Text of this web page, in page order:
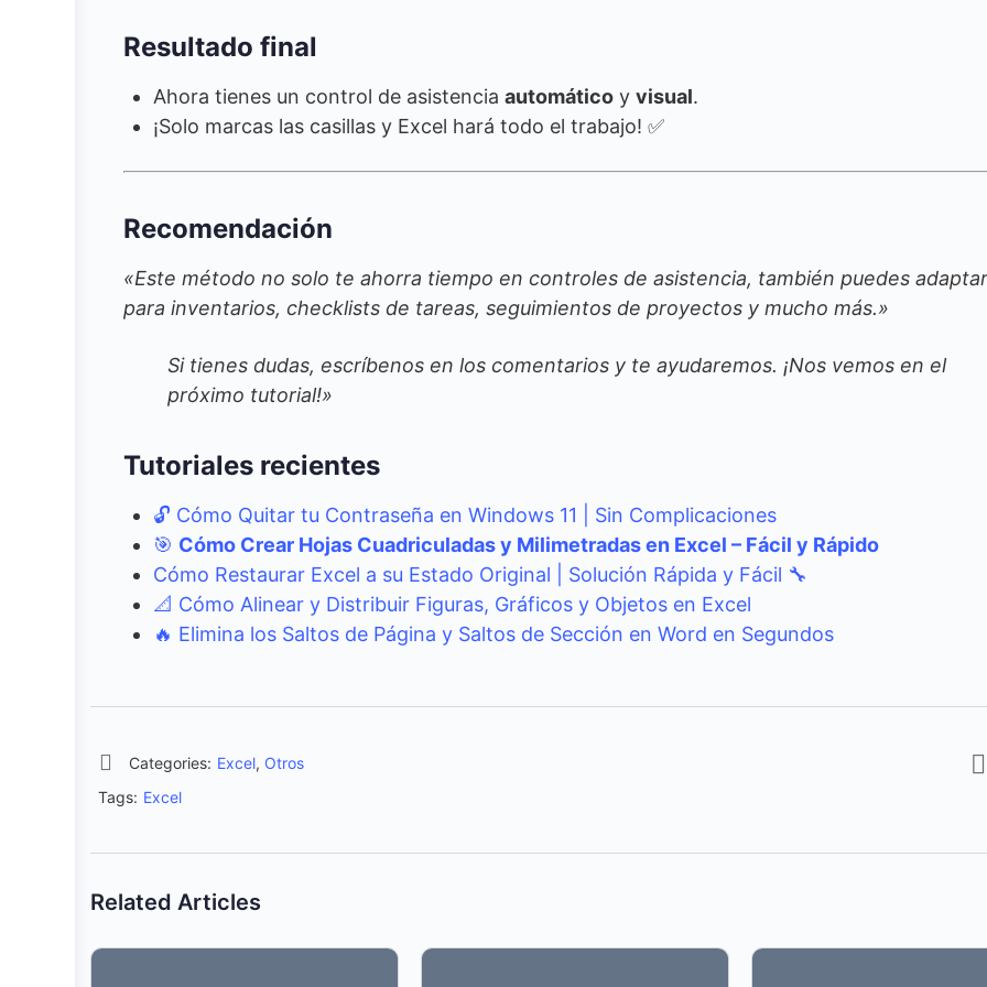
Resultado final
Ahora tienes un control de asistencia automático y visual.
¡Solo marcas las casillas y Excel hará todo el trabajo! ✅
Recomendación
«Este método no solo te ahorra tiempo en controles de asistencia, también puedes
para inventarios, checklists de tareas, seguimientos de proyectos y mucho más.»
Si tienes dudas, escríbenos en los comentarios y te ayudaremos. ¡Nos vemos en el
próximo tutorial!»
Tutoriales recientes
🔓 Cómo Quitar tu Contraseña en Windows 11 | Sin Complicaciones
🎯 Cómo Crear Hojas Cuadriculadas y Milimetradas en Excel – Fácil y Rápido
Cómo Restaurar Excel a su Estado Original | Solución Rápida y Fácil 🔧
📐 Cómo Alinear y Distribuir Figuras, Gráficos y Objetos en Excel
🔥 Elimina los Saltos de Página y Saltos de Sección en Word en Segundos
Categories: Excel, Otros
Tags: Excel
Related Articles